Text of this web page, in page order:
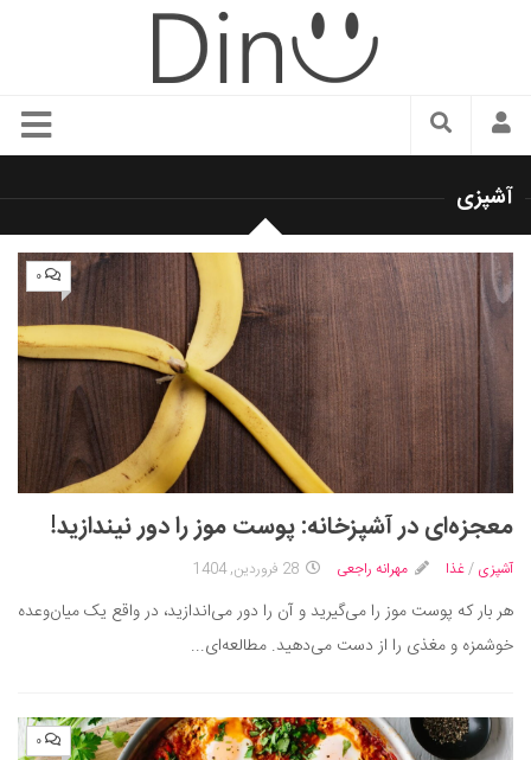
سبک زندگی
زیبایی و آرایش
شیک پوشی
دکوراسیون و چیدمان
غذا
رستوران گردی
آشپزی
سفر و گردشگری
ایران گردی
جهان گردی
رابطه، عشق و ازدواج
موفقیت و مهارت‌های فردی
تغذیه سالم
آشپزی
۰
معجزه‌ای در آشپزخانه: پوست موز را دور نیندازید!
آشپزی /غذا مهرانه راجعی 28 فروردین, 1404
هر بار که پوست موز را می‌گیرید و آن را دور می‌اندازید، در واقع یک میان‌وعده‌
خوشمزه و مغذی را از دست می‌دهید. مطالعه‌ای...
۰